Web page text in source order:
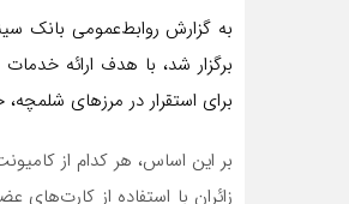
به گزارش روابط‌عمومی بانک
برگزار شد، با هدف ارائه
برای استقرار در مرزهای
بر این اساس، هر کدام از
زائران با استفاده از